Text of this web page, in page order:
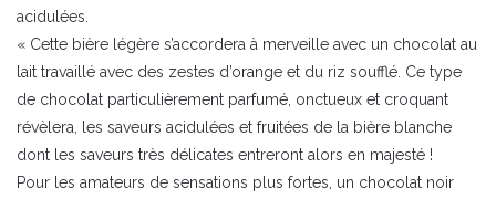
acidulées.
« Cette bière légère s’accordera à merveille avec un chocolat au
lait travaillé avec des zestes d’orange et du riz soufflé. Ce type
de chocolat particulièrement parfumé, onctueux et croquant
révèlera, les saveurs acidulées et fruitées de la bière blanche
dont les saveurs très délicates entreront alors en majesté !
Pour les amateurs de sensations plus fortes, un chocolat noir